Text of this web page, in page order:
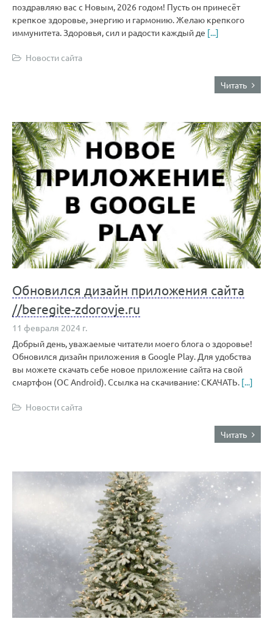
поздравляю вас с Новым, 2026 годом! Пусть он принесёт
крепкое здоровье, энергию и гармонию. Желаю крепкого
иммунитета. Здоровья, сил и радости каждый де [...]
Новости сайта
Читать
Обновился дизайн приложения сайта
//beregite-zdorovje.ru
11 февраля 2024 г.
Добрый день, уважаемые читатели моего блога о здоровье!
Обновился дизайн приложения в Google Play. Для удобства
вы можете скачать себе новое приложение сайта на свой
смартфон (OC Android). Ссылка на скачивание: СКАЧАТЬ. [...]
Новости сайта
Читать